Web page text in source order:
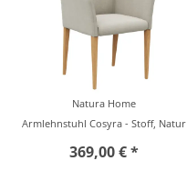
Natura Home
Armlehnstuhl Cosyra - Stoff, Natur
369,00 € *